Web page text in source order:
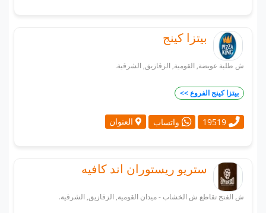
بيتزا كينج
ش طلبة عويضة, القومية, الزقازيق, الشرقية.
بيتزا كينج الفروع >>
19519 واتساب العنوان
ستريو ريستوران اند كافيه
ش الفتح تقاطع ش الخشاب - ميدان القومية, الزقازيق, الشرقية.